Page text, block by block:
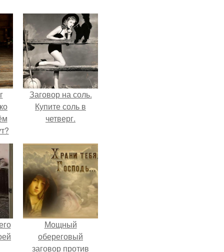
Заговор на соль.
Купите соль в
четверг.
Мощный
обереговый
заговор против